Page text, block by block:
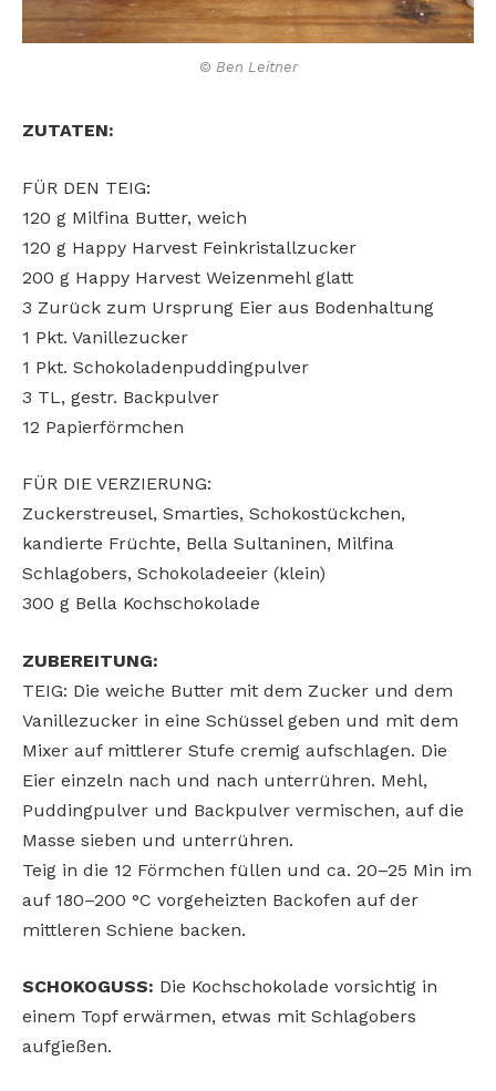
© Ben Leitner
ZUTATEN:
FÜR DEN TEIG:
120 g Milfina Butter, weich
120 g Happy Harvest Feinkristallzucker
200 g Happy Harvest Weizenmehl glatt
3 Zurück zum Ursprung Eier aus Bodenhaltung
1 Pkt. Vanillezucker
1 Pkt. Schokoladenpuddingpulver
3 TL, gestr. Backpulver
12 Papierförmchen
FÜR DIE VERZIERUNG:
Zuckerstreusel, Smarties, Schokostückchen,
kandierte Früchte, Bella Sultaninen, Milfina
Schlagobers, Schokoladeeier (klein)
300 g Bella Kochschokolade
ZUBEREITUNG:
TEIG: Die weiche Butter mit dem Zucker und dem
Vanillezucker in eine Schüssel geben und mit dem
Mixer auf mittlerer Stufe cremig aufschlagen. Die
Eier einzeln nach und nach unterrühren. Mehl,
Puddingpulver und Backpulver vermischen, auf die
Masse sieben und unterrühren.
Teig in die 12 Förmchen füllen und ca. 20–25 Min im
auf 180–200 °C vorgeheizten Backofen auf der
mittleren Schiene backen.
SCHOKOGUSS: Die Kochschokolade vorsichtig in
einem Topf erwärmen, etwas mit Schlagobers
aufgießen.